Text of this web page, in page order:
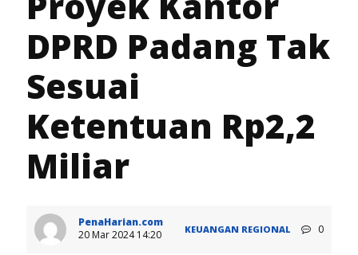
DPRD Padang Tak
Sesuai
Ketentuan Rp2,2
Miliar
PenaHarian.com
20 Mar 2024 14:20
KEUANGAN REGIONAL 0